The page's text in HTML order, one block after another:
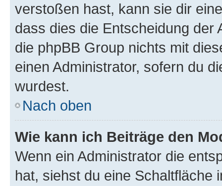
verstoßen hast, kann sie dir
dass dies die Entscheidung der
die phpBB Group nichts mit
einen Administrator, sofern du
wurdest.
Nach oben
Wie kann ich Beiträge den
Wenn ein Administrator die
hat, siehst du eine Schaltfläche